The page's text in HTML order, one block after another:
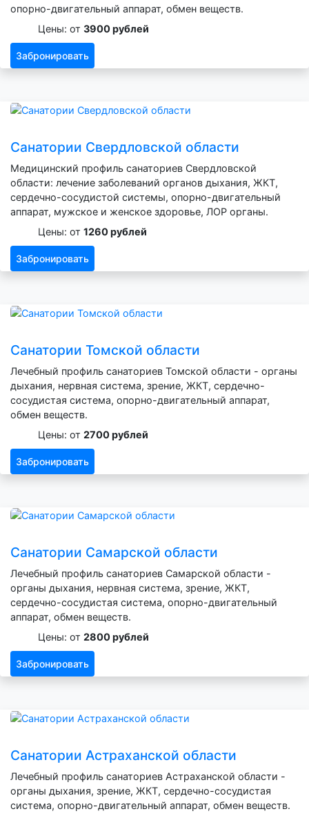
опорно-двигательный аппарат, обмен веществ.
Цены: от 3900 рублей
Забронировать
Санатории Свердловской области
Медицинский профиль санаториев Свердловской
области: лечение заболеваний органов дыхания, ЖКТ,
сердечно-сосудистой системы, опорно-двигательный
аппарат, мужское и женское здоровье, ЛОР органы.
Цены: от 1260 рублей
Забронировать
Санатории Томской области
Лечебный профиль санаториев Томской области - органы
дыхания, нервная система, зрение, ЖКТ, сердечно-
сосудистая система, опорно-двигательный аппарат,
обмен веществ.
Цены: от 2700 рублей
Забронировать
Санатории Самарской области
Лечебный профиль санаториев Самарской области -
органы дыхания, нервная система, зрение, ЖКТ,
сердечно-сосудистая система, опорно-двигательный
аппарат, обмен веществ.
Цены: от 2800 рублей
Забронировать
Санатории Астраханской области
Лечебный профиль санаториев Астраханской области -
органы дыхания, зрение, ЖКТ, сердечно-сосудистая
система, опорно-двигательный аппарат, обмен веществ.